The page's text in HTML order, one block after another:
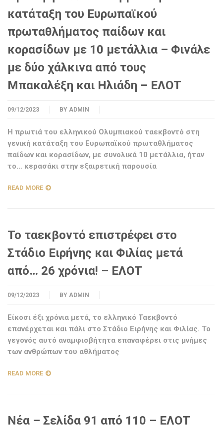
κατάταξη του Ευρωπαϊκού
πρωταθλήματος παίδων και
κορασίδων με 10 μετάλλια – Φινάλε
με δύο χάλκινα από τους
Μπακαλέξη και Ηλιάδη – ΕΛΟΤ
09/12/2023 BY ADMIN
Η πρωτιά του ελληνικού Ολυμπιακού ταεκβοντό στη
γενική κατάταξη του Ευρωπαϊκού πρωταθλήματος
παίδων και κορασίδων, με συνολικά 10 μετάλλια, ήταν
το… κερασάκι στην εξαιρετική παρουσία
READ MORE
Το ταεκβοντό επιστρέφει στο
Στάδιο Ειρήνης και Φιλίας μετά
από… 26 χρόνια! – ΕΛΟΤ
09/12/2023 BY ADMIN
Είκοσι έξι χρόνια μετά, το ελληνικό Ταεκβοντό
επανέρχεται και πάλι στο Στάδιο Ειρήνης και Φιλίας. Το
γεγονός αυτό αναμφισβήτητα επαναφέρει στις μνήμες
των ανθρώπων του αθλήματος
READ MORE
Νέα – Σελίδα 91 από 110 – ΕΛΟΤ